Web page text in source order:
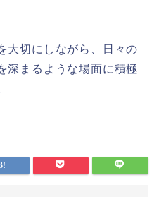
大切にしながら、日々の
深まるような場面に積極